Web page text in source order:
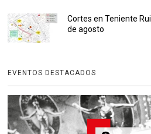
Cortes en Teniente
de agosto
EVENTOS DESTACADOS